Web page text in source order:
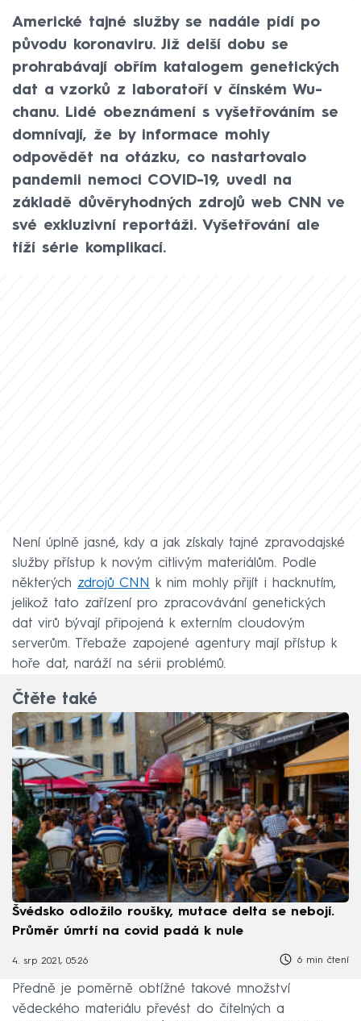
Americké tajné služby se nadále pídí po
původu koronaviru. Již delší dobu se
prohrabávají obřím katalogem genetických
dat a vzorků z laboratoří v čínském Wu-
chanu. Lidé obeznámení s vyšetřováním se
domnívají, že by informace mohly
odpovědět na otázku, co nastartovalo
pandemii nemoci COVID-19, uvedl na
základě důvěryhodných zdrojů web CNN ve
své exkluzivní reportáži. Vyšetřování ale
tíží série komplikací.
Není úplně jasné, kdy a jak získaly tajné zpravodajské
služby přístup k novým citlivým materiálům. Podle
některých zdrojů CNN
k nim mohly přijít i hacknutím,
jelikož tato zařízení pro zpracovávání genetických
dat virů bývají připojená k externím cloudovým
serverům. Třebaže zapojené agentury mají přístup k
hoře dat, naráží na sérii problémů.
Čtěte také
Švédsko odložilo roušky, mutace delta se nebojí.
Průměr úmrtí na covid padá k nule
4. srp 2021, 05:26 6 min čtení
Předně je poměrně obtížné takové množství
vědeckého materiálu převést do čitelných a